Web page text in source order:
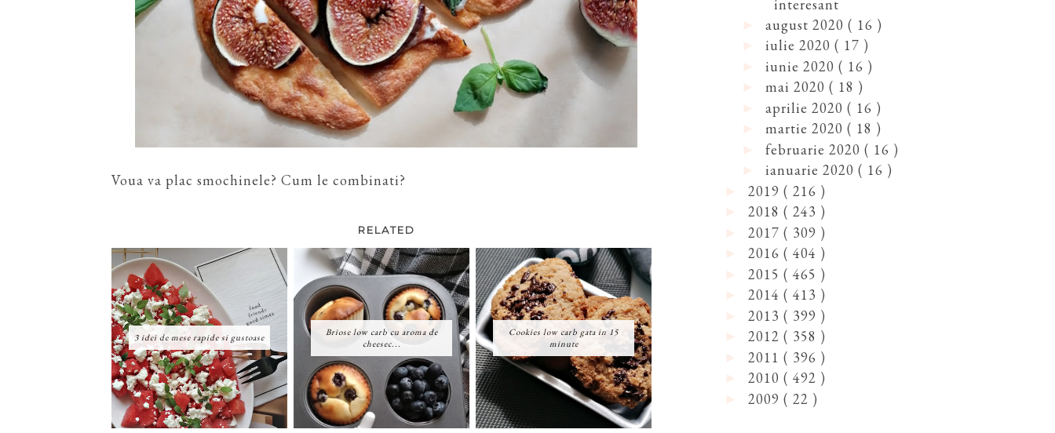
Voua va plac smochinele? Cum le combinati?
RELATED
3 idei de mese rapide si gustoase
Briose low carb cu aroma de
cheesec...
Cookies low carb gata in 15
minute
interesant
august 2020 ( 16 )
iulie 2020 ( 17 )
iunie 2020 ( 16 )
mai 2020 ( 18 )
aprilie 2020 ( 16 )
martie 2020 ( 18 )
februarie 2020 ( 16 )
ianuarie 2020 ( 16 )
2019 ( 216 )
2018 ( 243 )
2017 ( 309 )
2016 ( 404 )
2015 ( 465 )
2014 ( 413 )
2013 ( 399 )
2012 ( 358 )
2011 ( 396 )
2010 ( 492 )
2009 ( 22 )